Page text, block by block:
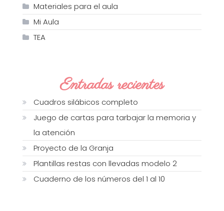
Materiales para el aula
Mi Aula
TEA
Entradas recientes
Cuadros silábicos completo
Juego de cartas para tarbajar la memoria y
la atención
Proyecto de la Granja
Plantillas restas con llevadas modelo 2
Cuaderno de los números del 1 al 10